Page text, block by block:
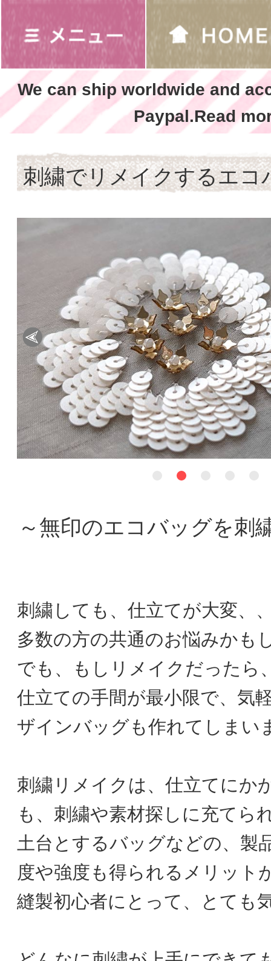
We can ship worldwide and
Paypal.Read
刺繍でリメイクするエコ
～無印のエコバッグを刺
刺繍しても、仕立てが大変、
多数の方の共通のお悩みかも
でも、もしリメイクだったら
仕立ての手間が最小限で、気
ザインバッグも作れてしまい
刺繍リメイクは、仕立てにか
も、刺繍や素材探しに充てら
土台とするバッグなどの、製
度や強度も得られるメリット
縫製初心者にとって、とても